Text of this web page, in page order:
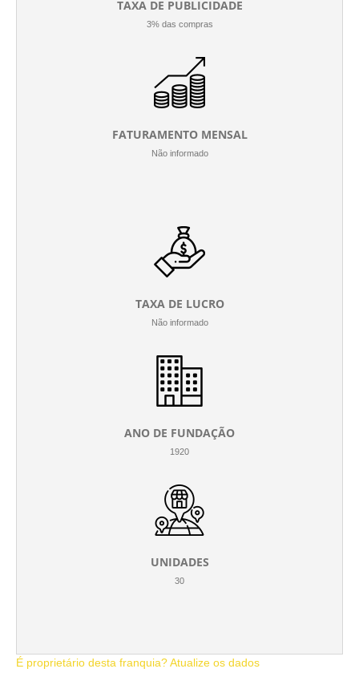
TAXA DE PUBLICIDADE
3% das compras
FATURAMENTO MENSAL
Não informado
TAXA DE LUCRO
Não informado
ANO DE FUNDAÇÃO
1920
UNIDADES
30
É proprietário desta franquia? Atualize os dados